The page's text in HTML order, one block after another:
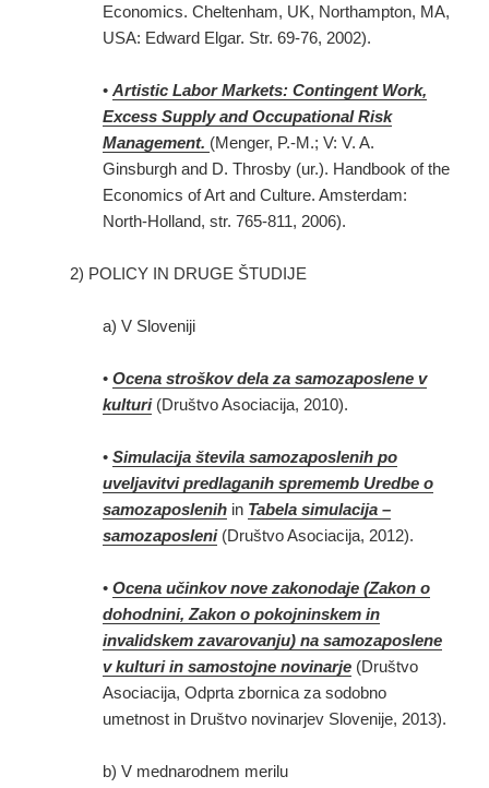
Economics. Cheltenham, UK, Northampton, MA,
USA: Edward Elgar. Str. 69-76, 2002).
•Artistic Labor Markets: Contingent Work,
Excess Supply and Occupational Risk
Management. (Menger, P.-M.; V: V. A.
Ginsburgh and D. Throsby (ur.). Handbook of the
Economics of Art and Culture. Amsterdam:
North-Holland, str. 765-811, 2006).
2) POLICY IN DRUGE ŠTUDIJE
a) V Sloveniji
•Ocena stroškov dela za samozaposlene v
kulturi(Društvo Asociacija, 2010).
•Simulacija števila samozaposlenih po
uveljavitvi predlaganih sprememb Uredbe o
samozaposlenih in Tabela simulacija –
samozaposleni(Društvo Asociacija, 2012).
•Ocena učinkov nove zakonodaje (Zakon o
dohodnini, Zakon o pokojninskem in
invalidskem zavarovanju) na samozaposlene
v kulturi in samostojne novinarje (Društvo
Asociacija, Odprta zbornica za sodobno
umetnost in Društvo novinarjev Slovenije, 2013).
b) V mednarodnem merilu